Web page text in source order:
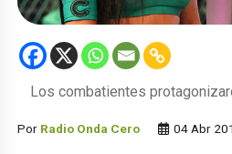
Los combatientes
Por Radio Onda Cero 04 Abr